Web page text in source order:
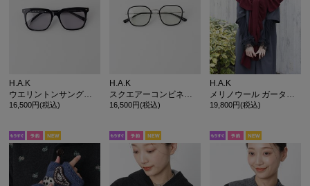
H.A.K
ウエリントンサングラス(UVカット)
16,500円(税込)
H.A.K
スクエアーコンビネーションサングラス(UVカット)
16,500円(税込)
H.A.K
メリノウール ガーター編みフリルストール
19,800円(税込)